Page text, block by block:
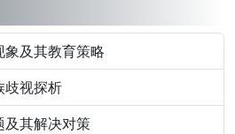
及其教育策略
歧视探析
及其解决对策